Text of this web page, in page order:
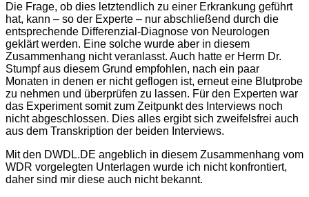
Die Frage, ob dies letztendlich zu einer Erkrankung geführt
hat, kann – so der Experte – nur abschließend durch die
entsprechende Differenzial-Diagnose von Neurologen
geklärt werden. Eine solche wurde aber in diesem
Zusammenhang nicht veranlasst. Auch hatte er Herrn Dr.
Stumpf aus diesem Grund empfohlen, nach ein paar
Monaten in denen er nicht geflogen ist, erneut eine Blutprobe
zu nehmen und überprüfen zu lassen. Für den Experten war
das Experiment somit zum Zeitpunkt des Interviews noch
nicht abgeschlossen. Dies alles ergibt sich zweifelsfrei auch
aus dem Transkription der beiden Interviews.
Mit den DWDL.DE angeblich in diesem Zusammenhang vom
WDR vorgelegten Unterlagen wurde ich nicht konfrontiert,
daher sind mir diese auch nicht bekannt.